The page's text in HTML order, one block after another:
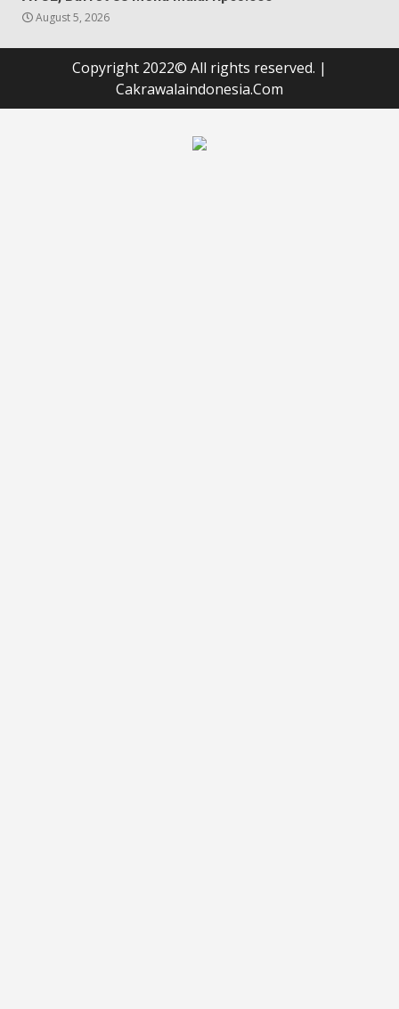
August 5, 2026
Copyright 2022© All rights reserved. |
Cakrawalaindonesia.Com